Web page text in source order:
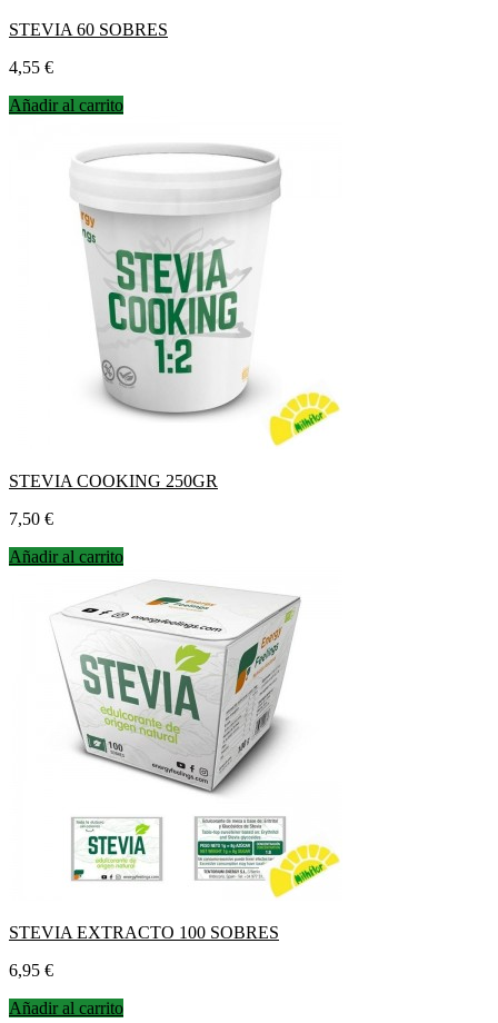
STEVIA 60 SOBRES
Precio
4,55 €
Añadir al carrito
STEVIA COOKING 250GR
Precio
7,50 €
Añadir al carrito
STEVIA EXTRACTO 100 SOBRES
Precio
6,95 €
Añadir al carrito